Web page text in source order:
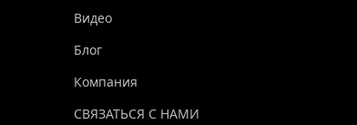
Видео
Блог
Компания
СВЯЗАТЬСЯ С НАМИ